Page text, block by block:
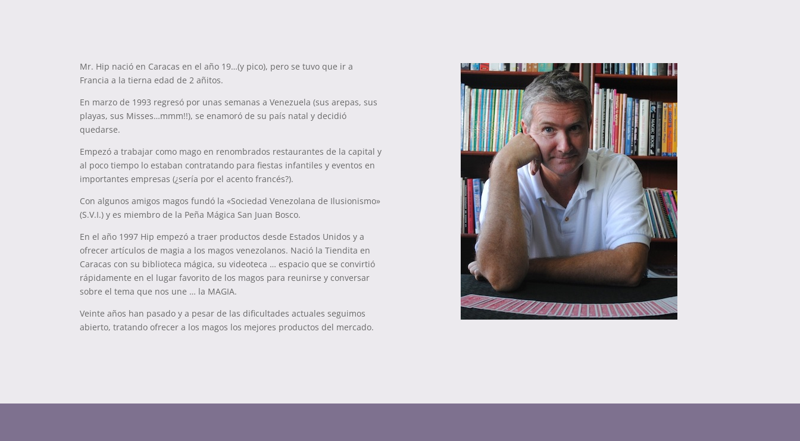
Mr. Hip nació en Caracas en el año 19…(y pico), pero se tuvo que ir a
Francia a la tierna edad de 2 añitos.
En marzo de 1993 regresó por unas semanas a Venezuela (sus arepas, sus
playas, sus Misses…mmm!!), se enamoró de su país natal y decidió
quedarse.
Empezó a trabajar como mago en renombrados restaurantes de la capital y
al poco tiempo lo estaban contratando para fiestas infantiles y eventos en
importantes empresas (¿sería por el acento francés?).
Con algunos amigos magos fundó la «Sociedad Venezolana de Ilusionismo»
(S.V.I.) y es miembro de la Peña Mágica San Juan Bosco.
En el año 1997 Hip empezó a traer productos desde Estados Unidos y a
ofrecer artículos de magia a los magos venezolanos. Nació la Tiendita en
Caracas con su biblioteca mágica, su videoteca … espacio que se convirtió
rápidamente en el lugar favorito de los magos para reunirse y conversar
sobre el tema que nos une … la MAGIA.
Veinte años han pasado y a pesar de las dificultades actuales seguimos
abierto, tratando ofrecer a los magos los mejores productos del mercado.